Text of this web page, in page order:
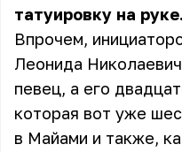
татуировку на руке.
Впрочем,
Леонида
певец, а его
которая вот уже
в Майами и также,